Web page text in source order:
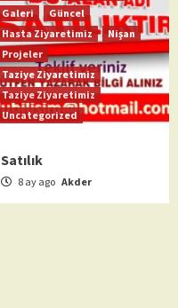
Galeri
Güncel
Hasta Ziyaretimiz
Nişan
Projeler
Taziye Ziyaretimiz
Taziye Ziyaretimiz
Uncategorized
Satılık
8 ay ago Akder